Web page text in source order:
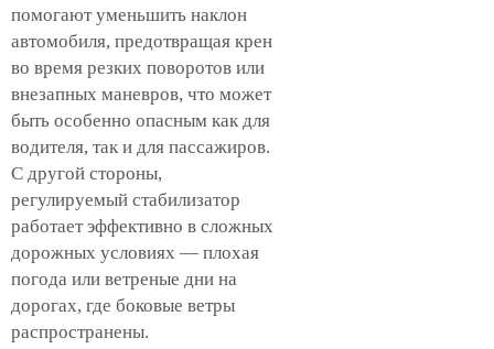
помогают уменьшить наклон
автомобиля, предотвращая крен
во время резких поворотов или
внезапных маневров, что может
быть особенно опасным как для
водителя, так и для пассажиров.
С другой стороны,
регулируемый стабилизатор
работает эффективно в сложных
дорожных условиях — плохая
погода или ветреные дни на
дорогах, где боковые ветры
распространены.